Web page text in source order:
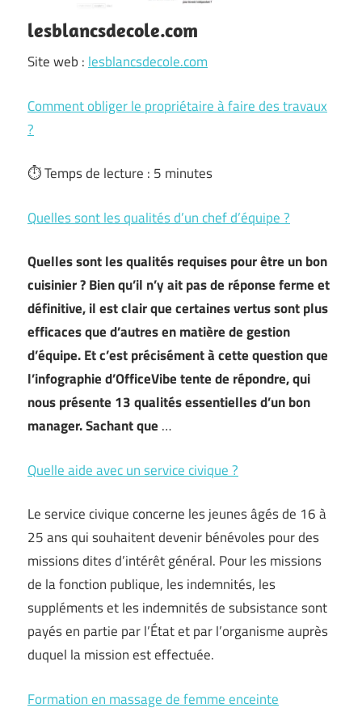
lesblancsdecole.com
Site web :lesblancsdecole.com
Comment obliger le propriétaire à faire des travaux
?
⏱ Temps de lecture : 5 minutes
Quelles sont les qualités d’un chef d’équipe ?
Quelles sont les qualités requises pour être un bon
cuisinier ? Bien qu’il n’y ait pas de réponse ferme et
définitive, il est clair que certaines vertus sont plus
efficaces que d’autres en matière de gestion
d’équipe. Et c’est précisément à cette question que
l’infographie d’OfficeVibe tente de répondre, qui
nous présente 13 qualités essentielles d’un bon
manager. Sachant que …
Quelle aide avec un service civique ?
Le service civique concerne les jeunes âgés de 16 à
25 ans qui souhaitent devenir bénévoles pour des
missions dites d’intérêt général. Pour les missions
de la fonction publique, les indemnités, les
suppléments et les indemnités de subsistance sont
payés en partie par l’État et par l’organisme auprès
duquel la mission est effectuée.
Formation en massage de femme enceinte